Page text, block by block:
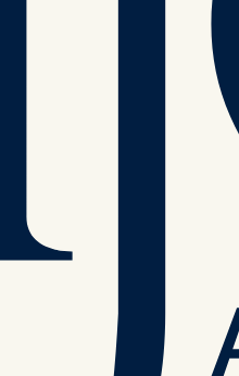
tuval gibi her türlü asil rengi